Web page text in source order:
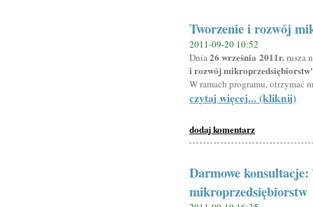
Tworzenie i rozwój
2011-09-20 10:52
Dnia26 września 2011r.rusza
i rozwój
W ramach programu, otrzymać
czytaj więcej... (kliknij)
dodaj komentarz
Darmowe
mikroprzedsiębiorstw